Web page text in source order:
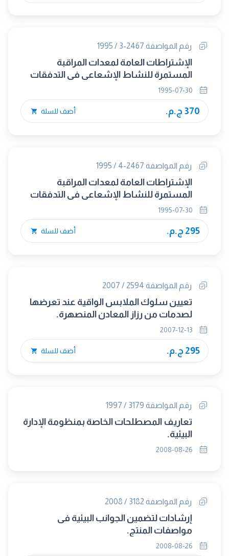
رقم المواصفة 2467-3 / 1995
الإشتراطات العامة لمعدات المراقبة
المستمرة للنشاط الإشعاعى فى التدفقات
الغازية - الجزء الثالث :- طرق إجراء الإختبارات.
370 ج.م. أضف للسلة
رقم المواصفة 2467-4 / 1995
الإشتراطات العامة لمعدات المراقبة
المستمرة للنشاط الإشعاعى فى التدفقات
الغازية - الجزء الرابع :- الوثائق.
295 ج.م. أضف للسلة
رقم المواصفة 2594 / 2007
تعيين سلوك الملابس الواقية عند تعرضها
لصدمات من رزاز المعادن المنصهرة.
295 ج.م. أضف للسلة
رقم المواصفة 3179 / 1997
تعاريف المصطلحات الخاصة بمنظومة الإدارة
البيئية.
رقم المواصفة 3182 / 2008
إرشادات لتضمين الجوانب البيئية فى
مواصفات المنتج.